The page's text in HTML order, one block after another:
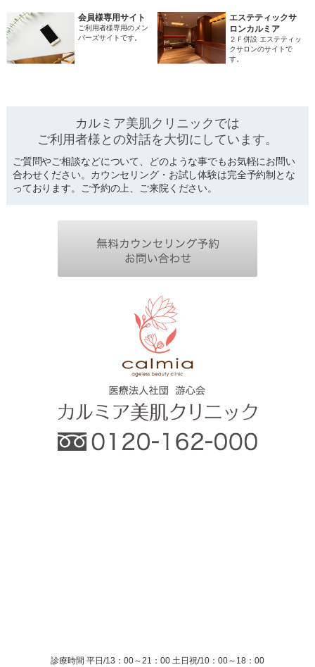
会員様専用サイト
ご利用者様専用のメン
バーズサイトです。
エステティックサ
ロンカルミア
２Ｆ併設 エステティッ
クサロンのサイトで
す。
カルミア美肌クリニックでは
ご利用者様との対話を大切にしています。
ご質問やご相談などについて、どのような事でもお気軽にお問い
合わせください。カウンセリング・お試し体験は完全予約制とな
っております。ご予約の上、ご来院ください。
診療時間 平日/13：00～21：00 土日祝/10：00～18：00